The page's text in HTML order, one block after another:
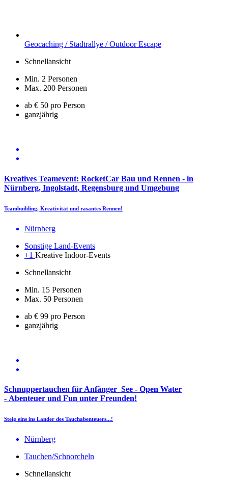
Geocaching / Stadtrallye / Outdoor Escape
Schnellansicht
Min. 2 Personen
Max. 200 Personen
ab € 50 pro Person
ganzjährig
Kreatives Teamevent: RocketCar Bau und Rennen - in
Nürnberg, Ingolstadt, Regensburg und Umgebung
Teambuilding, Kreativität und rasantes Rennen!
Nürnberg
Sonstige Land-Events
+1 Kreative Indoor-Events
Schnellansicht
Min. 15 Personen
Max. 50 Personen
ab € 99 pro Person
ganzjährig
Schnuppertauchen für Anfänger See - Open Water
- Abenteuer und Fun unter Freunden!
Steig eins ins Lander des Tauchabenteuers...!
Nürnberg
Tauchen/Schnorcheln
Schnellansicht